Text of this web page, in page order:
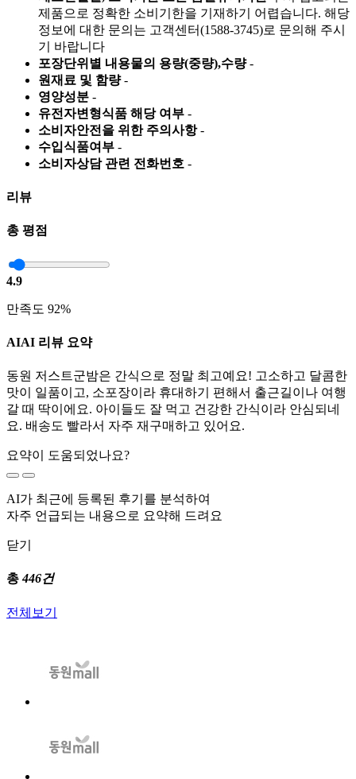
제품으로 정확한 소비기한을 기재하기 어렵습니다. 해당
정보에 대한 문의는 고객센터(1588-3745)로 문의해 주시
기 바랍니다
포장단위별 내용물의 용량(중량),수량 -
원재료 및 함량 -
영양성분 -
유전자변형식품 해당 여부 -
소비자안전을 위한 주의사항 -
수입식품여부 -
소비자상담 관련 전화번호 -
리뷰
총 평점
4.9
만족도 92%
AIAI 리뷰 요약
동원 저스트군밤은 간식으로 정말 최고예요! 고소하고 달콤한
맛이 일품이고, 소포장이라 휴대하기 편해서 출근길이나 여행
갈 때 딱이에요. 아이들도 잘 먹고 건강한 간식이라 안심되네
요. 배송도 빨라서 자주 재구매하고 있어요.
요약이 도움되었나요?
AI가 최근에 등록된 후기를 분석하여
자주 언급되는 내용으로 요약해 드려요
닫기
총446건
전체보기